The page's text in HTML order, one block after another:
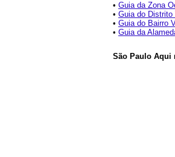
• Guia da Zona
• Guia do Distrito
• Guia do Bairro
• Guia da
São Paulo Aqui